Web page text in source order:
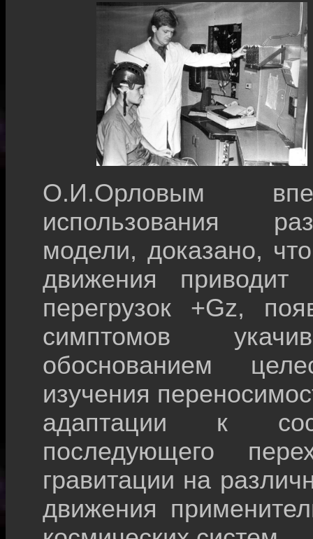
О.И.Орловым
использования
модели, доказано,
движения приводит
перегрузок +Gz,
симптомов
обоснованием
изучения
адаптации к
последующего
гравитации на
движения